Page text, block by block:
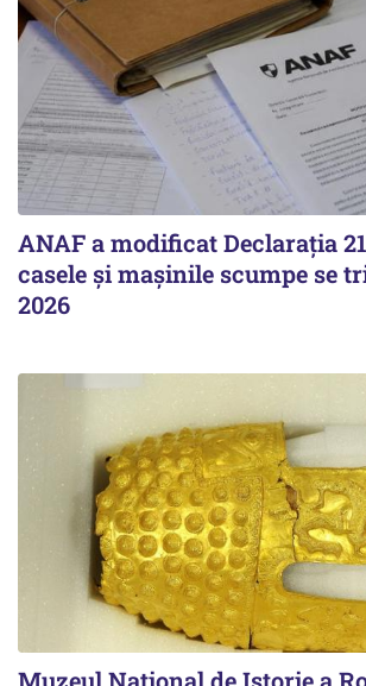
ANAF a modificat Declarația
casele și mașinile scumpe se
2026